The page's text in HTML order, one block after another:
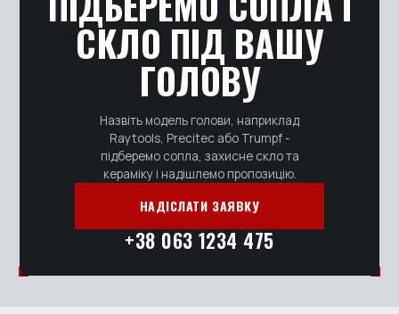
СКЛО ПІД ВАШУ
ГОЛОВУ
Назвіть модель голови, наприклад
Raytools, Precitec або Trumpf -
підберемо сопла, захисне скло та
кераміку і надішлемо пропозицію.
НАДІСЛАТИ ЗАЯВКУ
+38 063 1234 475